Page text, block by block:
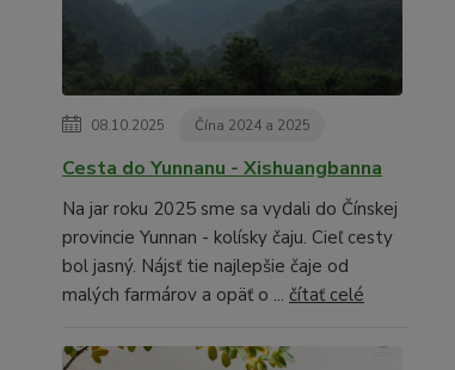
08.10.2025 Čína 2024 a 2025
Cesta do Yunnanu - Xishuangbanna
Na jar roku 2025 sme sa vydali do Čínskej
provincie Yunnan - kolísky čaju. Cieľ cesty
bol jasný. Nájsť tie najlepšie čaje od
malých farmárov a opäť o ... čítať celé